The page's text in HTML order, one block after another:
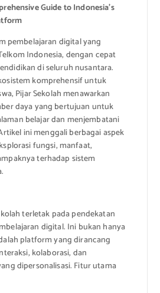
Guide to Indonesia’s
pembelajaran digital yang
Indonesia, dengan cepat
di seluruh nusantara.
komprehensif untuk
Pijar Sekolah menawarkan
daya yang bertujuan untuk
belajar dan menjembatani
ini menggali berbagai aspek
fungsi, manfaat,
terhadap sistem
terletak pada pendekatan
digital. Ini bukan hanya
platform yang dirancang
kolaborasi, dan
dipersonalisasi. Fitur utama